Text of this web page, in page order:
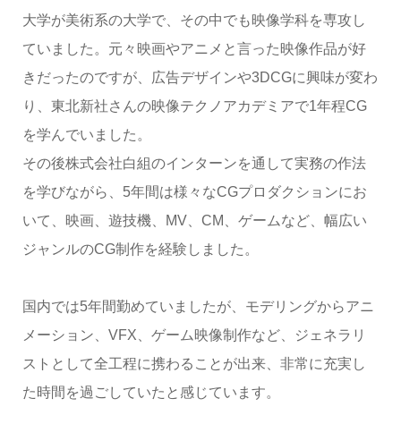
大学が美術系の大学で、その中でも映像学科を専攻し
ていました。元々映画やアニメと言った映像作品が好
きだったのですが、広告デザインや3DCGに興味が変わ
り、東北新社さんの映像テクノアカデミアで1年程CG
を学んでいました。
その後株式会社白組のインターンを通して実務の作法
を学びながら、5年間は様々なCGプロダクションにお
いて、映画、遊技機、MV、CM、ゲームなど、幅広い
ジャンルのCG制作を経験しました。
国内では5年間勤めていましたが、モデリングからアニ
メーション、VFX、ゲーム映像制作など、ジェネラリ
ストとして全工程に携わることが出来、非常に充実し
た時間を過ごしていたと感じています。